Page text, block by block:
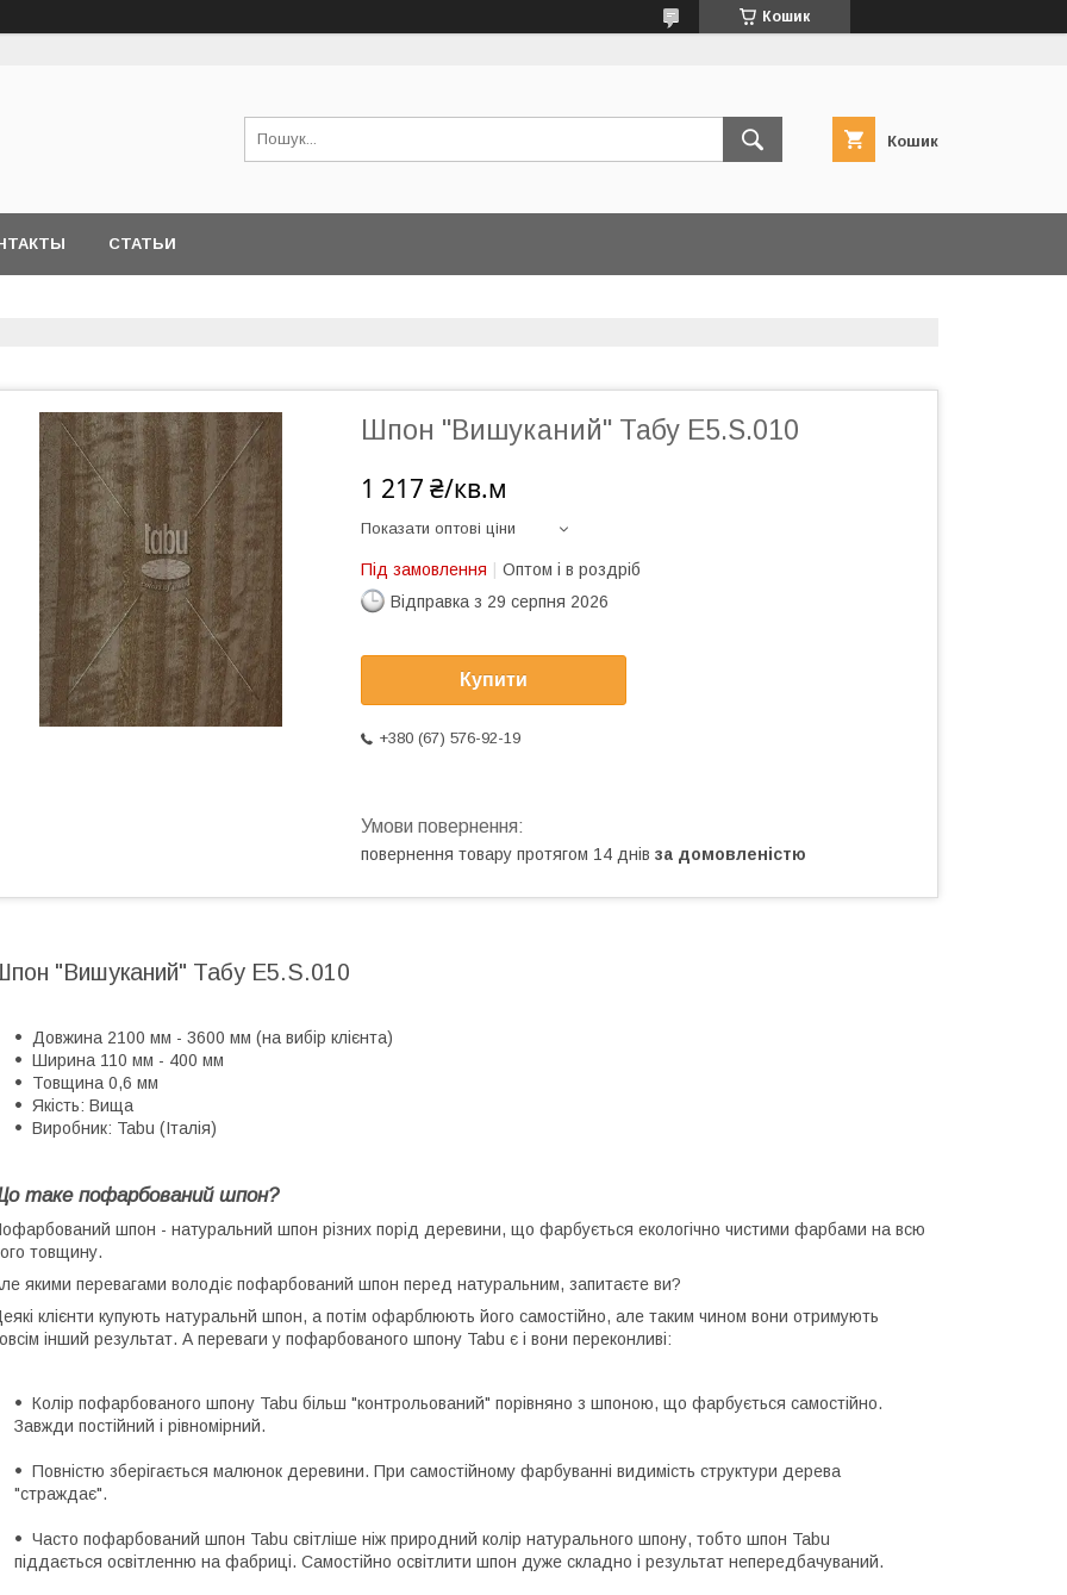
Кошик
Кошик
СТАТЬИ
Шпон "Вишуканий" Табу E5.S.010
1 217 ₴/кв.м
Показати оптові ціни
Під замовлення
Оптом і в роздріб
Відправка з 29 серпня 2026
Купити
+380 (67) 576-92-19
повернення товару протягом 14 днів за домовленістю
"Вишуканий" Табу E5.S.010
Довжина 2100 мм - 3600 мм (на вибір клієнта)
Ширина 110 мм - 400 мм
Товщина 0,6 мм
Якість: Вища
Виробник: Tabu (Італія)
таке пофарбований шпон?
шпон - натуральний шпон різних порід деревини, що фарбується екологічно чистими фарбами на всю
товщину.
якими перевагами володіє пофарбований шпон перед натуральним, запитаєте ви?
клієнти купують натуральнй шпон, а потім офарблюють його самостійно, але таким чином вони отримують
інший результат. А переваги у пофарбованого шпону Tabu є і вони переконливі:
Колір пофарбованого шпону Tabu більш "контрольований" порівняно з шпоною, що фарбується самостійно.
Завжди постійний і рівномірний.
Повністю зберігається малюнок деревини. При самостійному фарбуванні видимість структури дерева
"страждає".
Часто пофарбований шпон Tabu світліше ніж природний колір натурального шпону, тобто шпон Tabu
піддається освітленню на фабриці. Самостійно освітлити шпон дуже складно і результат непередбачуваний.